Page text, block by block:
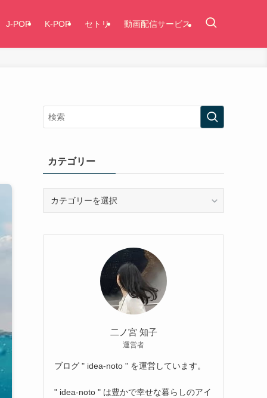
J-POP K-POP セトリ 動画配信サービス
カテゴリー
リ
二ノ宮 知子
運営者
ブログ " idea-noto " を運営しています。
" idea-noto " は豊かで幸せな暮らしのアイ